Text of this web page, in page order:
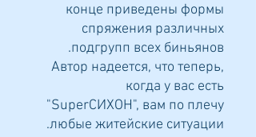
конце приведены формы
спряжения различных
подгрупп всех биньянов.
Автор надеется, что теперь,
когда у вас есть
"SuperСИХОН", вам по плечу
любые житейские ситуации.